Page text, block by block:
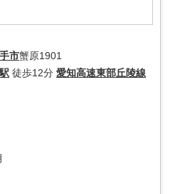
市蟹原1901
徒歩12分 愛知高速東部丘陵線